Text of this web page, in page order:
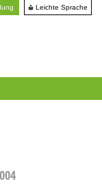
Leichte Sprache